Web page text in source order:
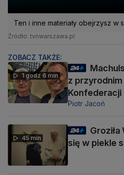
Ten i inne materiały obejrzysz w
Źródło: tvnwarszawa.pl
ZOBACZ TAKŻE:
1 godz 6 min
z
Konfederacji
Piotr Jacoń
45 min
się w piekle